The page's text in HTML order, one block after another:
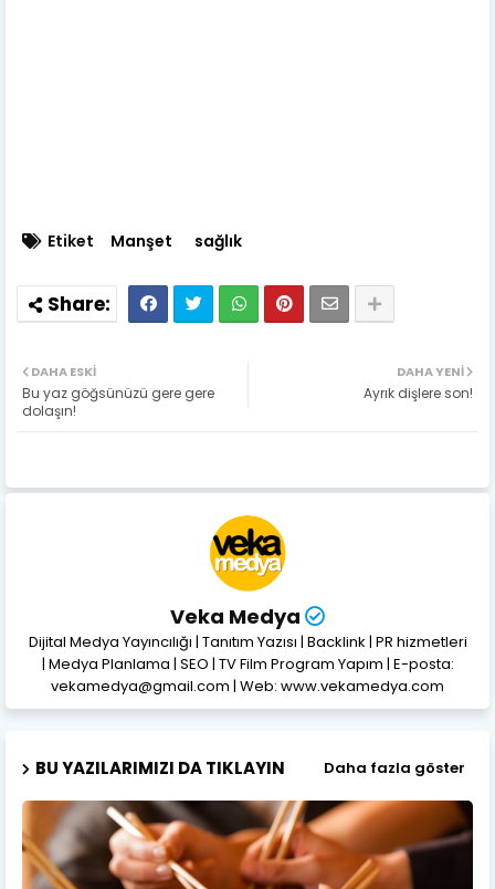
Etiket Manşet sağlık
DAHA YENI
Ayrık dişlere son!
DAHA ESKI
Bu yaz göğsünüzü gere gere
dolaşın!
Veka Medya
Dijital Medya Yayıncılığı | Tanıtım Yazısı | Backlink | PR hizmetleri
| Medya Planlama | SEO | TV Film Program Yapım | E-posta:
vekamedya@gmail.com | Web: www.vekamedya.com
BU YAZILARIMIZI DA TIKLAYIN Daha fazla göster